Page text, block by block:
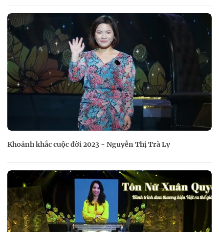
Khoảnh khắc cuộc đời 2023 - Nguyễn Thị Trà Ly